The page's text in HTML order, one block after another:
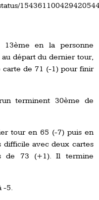
13ème en la personne
au départ du dernier tour,
carte de 71 (-1) pour finir
terminent 30ème de
tour en 65 (-7) puis en
difficile avec deux cartes
de 73 (+1). Il termine
-5.